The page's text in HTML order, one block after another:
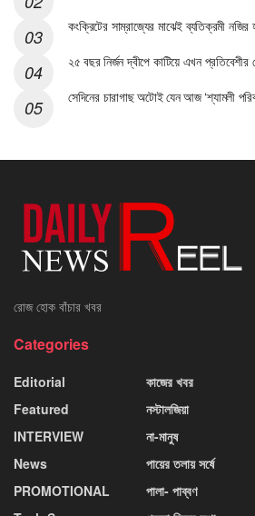
কংক্রিটের সাম্রাজ্যের মাঝেই ব্যতিক্রমী নজির
২৫ বছর নির্জন দ্বীপে কাটিয়ে এখন
সেদিনের চারাগাছ অটোই যেন আজ ‘শ্যামলী
রোজ হোক বাঁচার খবর
Categories
Editorial
Featured
INTERVIEW
News
PROMOTIONAL
কাজের খবর
নস্টালজিয়া
না-মানুষ
পায়ের তলায় সর্ষে
পালা- পাব্বণ